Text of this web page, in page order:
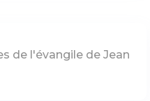
de l'évangile de Jean